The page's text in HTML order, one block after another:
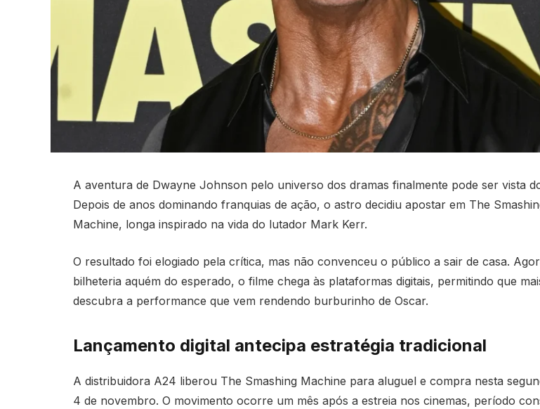
A aventura de Dwayne Johnson pelo universo dos dramas finalmente pode ser vista
Depois de anos dominando franquias de ação, o astro decidiu apostar em The
Machine, longa inspirado na vida do lutador Mark Kerr.
O resultado foi elogiado pela crítica, mas não convenceu o público a sair de casa.
bilheteria aquém do esperado, o filme chega às plataformas digitais, permitindo que
descubra a performance que vem rendendo burburinho de Oscar.
Lançamento digital antecipa estratégia tradicional
A distribuidora A24 liberou The Smashing Machine para aluguel e compra nesta
4 de novembro. O movimento ocorre um mês após a estreia nos cinemas, período